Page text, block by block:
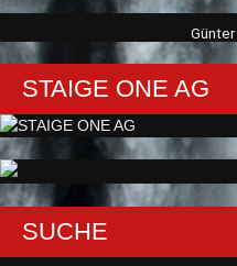
STAIGE ONE AG
SUCHE